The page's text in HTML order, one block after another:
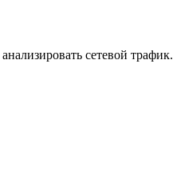
сетевой трафик.